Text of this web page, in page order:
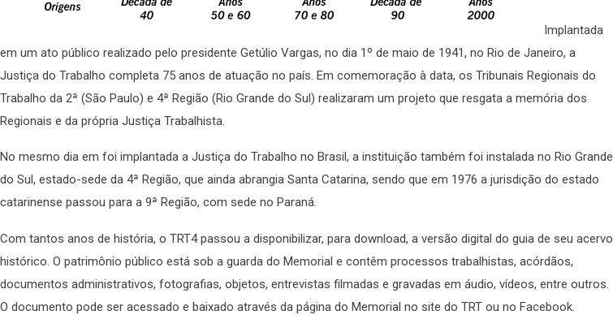
Implantada
em um ato público realizado pelo presidente Getúlio Vargas, no dia 1º de maio de 1941, no Rio de Janeiro, a
Justiça do Trabalho completa 75 anos de atuação no país. Em comemoração à data, os Tribunais Regionais do
Trabalho da 2ª (São Paulo) e 4ª Região (Rio Grande do Sul) realizaram um projeto que resgata a memória dos
Regionais e da própria Justiça Trabalhista.
No mesmo dia em foi implantada a Justiça do Trabalho no Brasil, a instituição também foi instalada no Rio Grande
do Sul, estado-sede da 4ª Região, que ainda abrangia Santa Catarina, sendo que em 1976 a jurisdição do estado
catarinense passou para a 9ª Região, com sede no Paraná.
Com tantos anos de história, o TRT4 passou a disponibilizar, para download, a versão digital do guia de seu acervo
histórico. O patrimônio público está sob a guarda do Memorial e contêm processos trabalhistas, acórdãos,
documentos administrativos, fotografias, objetos, entrevistas filmadas e gravadas em áudio, vídeos, entre outros.
O documento pode ser acessado e baixado através da página do Memorial no site do TRT ou no Facebook.